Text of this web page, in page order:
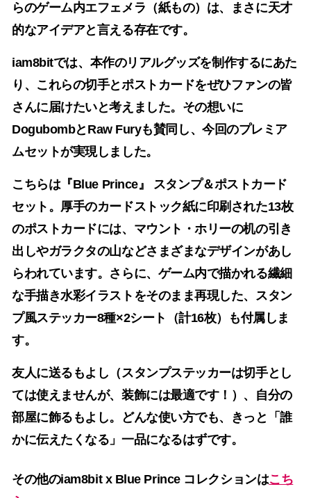
らのゲーム内エフェメラ（紙もの）は、まさに天才
的なアイデアと言える存在です。
iam8bitでは、本作のリアルグッズを制作するにあた
り、これらの切手とポストカードをぜひファンの皆
さんに届けたいと考えました。その想いに
Dogubombと Raw Furyも賛同し、今回のプレミア
ムセットが実現しました。
こちらは『Blue Prince』 スタンプ＆ポストカード
セット 。厚手のカードストック紙に印刷された13枚
のポストカードには、マウント・ホリーの机の引き
出しやガラクタの山などさまざまなデザインがあし
らわれています。さらに、ゲーム内で描かれる繊細
な手描き水彩イラストをそのまま再現した、スタン
プ風ステッカー8種×2シート（計16枚）も付属しま
す。
友人に送るもよし（スタンプステッカーは切手とし
ては使えませんが、装飾には最適です！）、自分の
部屋に飾るもよし。どんな使い方でも、きっと「誰
かに伝えたくなる」一品になるはずです。
その他のiam8bit x Blue Prince コレクションはこち